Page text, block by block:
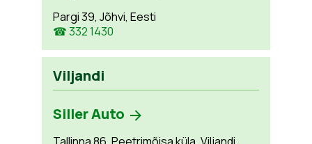
Pargi 39, Jõhvi, Eesti
☎ 332 1430
Viljandi
Siller Auto